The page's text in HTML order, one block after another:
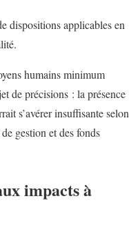
dispositions applicables en
humains minimum
de précisions : la présence
s’avérer insuffisante selon
gestion et des fonds
impacts à